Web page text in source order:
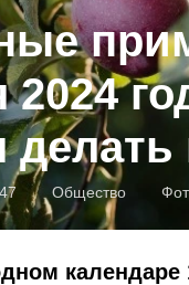
2024
делать
Общество
календаре